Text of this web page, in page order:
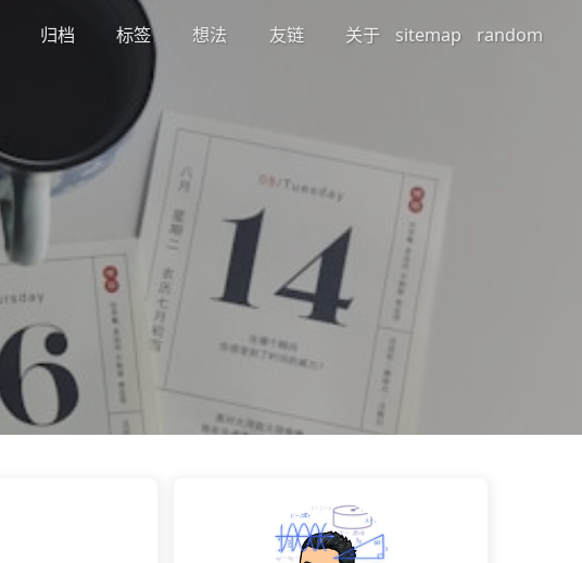
归档 标签 想法 友链 关于 sitemap random